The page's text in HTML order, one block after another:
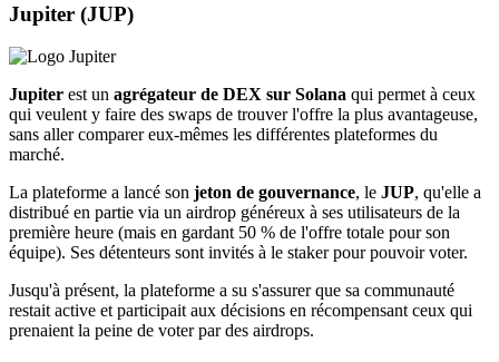
Jupiter (JUP)
Jupiter est un agrégateur de DEX sur Solana qui permet à ceux
qui veulent y faire des swaps de trouver l'offre la plus avantageuse,
sans aller comparer eux-mêmes les différentes plateformes du
marché.
La plateforme a lancé son jeton de gouvernance, le JUP, qu'elle a
distribué en partie via un airdrop généreux à ses utilisateurs de la
première heure (mais en gardant 50 % de l'offre totale pour son
équipe). Ses détenteurs sont invités à le staker pour pouvoir voter.
Jusqu'à présent, la plateforme a su s'assurer que sa communauté
restait active et participait aux décisions en récompensant ceux qui
prenaient la peine de voter par des airdrops.